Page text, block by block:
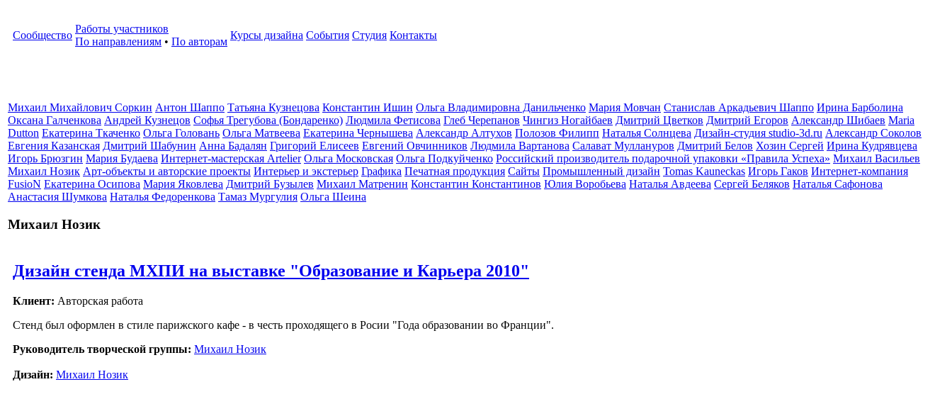
Сообщество
Работы участников
По направлениям • По авторам
Курсы дизайна События Студия Контакты
Михаил Михайлович Соркин Антон Шаппо Татьяна Кузнецова Константин Ишин Ольга Владимировна Данильченко Мария Мовчан Станислав Аркадьевич Шаппо Ирина Барболина
Оксана Галченкова Андрей Кузнецов Софья Трегубова (Бондаренко) Людмила Фетисова Глеб Черепанов Чингиз Ногайбаев Дмитрий Цветков Дмитрий Егоров Александр Шибаев Maria
Dutton Екатерина Ткаченко Ольга Головань Ольга Матвеева Екатерина Чернышева Александр Алтухов Полозов Филипп Наталья Солнцева Дизайн-студия studio-3d.ru Александр Соколов
Евгения Казанская Дмитрий Шабунин Анна Бадалян Григорий Елисеев Евгений Овчинников Людмила Вартанова Салават Муллануров Дмитрий Белов Хозин Сергей Ирина Кудрявцева
Игорь Брюзгин Мария Будаева Интернет-мастерская Artelier Ольга Московская Ольга Подкуйченко Российский производитель подарочной упаковки «Правила Успеха» Михаил Васильев
Михаил Нозик Арт-объекты и авторские проекты Интерьер и экстерьер Графика Печатная продукция Сайты Промышленный дизайн Tomas Kauneckas Игорь Гаков Интернет-компания
FusioN Екатерина Осипова Мария Яковлева Дмитрий Бузылев Михаил Матренин Константин Константинов Юлия Воробьева Наталья Авдеева Сергей Беляков Наталья Сафонова
Анастасия Шумкова Наталья Федоренкова Тамаз Мургулия Ольга Шеина
Михаил Нозик
Дизайн стенда МХПИ на выставке "Образование и Карьера 2010"
Клиент: Авторская работа
Стенд был оформлен в стиле парижского кафе - в честь проходящего в Росии "Года образовании во Франции".
Руководитель творческой группы: Михаил Нозик
Дизайн: Михаил Нозик